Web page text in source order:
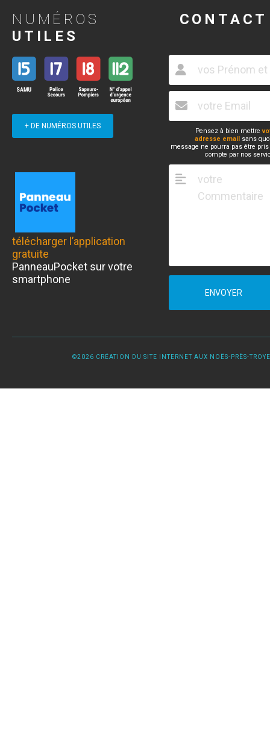
NUMÉROS
UTILES
+ DE NUMÉROS UTILES
télécharger l’application
gratuite
PanneauPocket sur votre
smartphone
CONTACT
Pensez à bien mettre
adresse email sans
message ne pourra pas être
compte par nos
ENVOYER
©2026 CRÉATION DU SITE INTERNET AUX NOËS-PRÈS-